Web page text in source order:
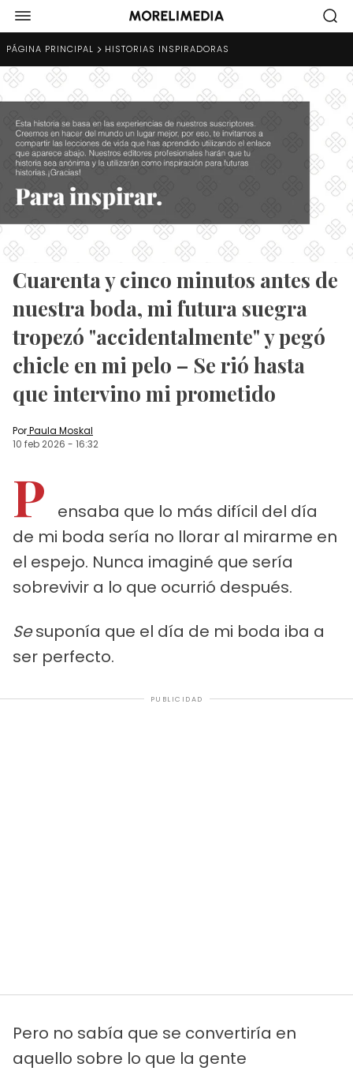
PÁGINA PRINCIPAL HISTORIAS INSPIRADORAS
Cuarenta y cinco minutos antes de
nuestra boda, mi futura suegra
tropezó "accidentalmente" y pegó
chicle en mi pelo – Se rió hasta
que intervino mi prometido
PorPaula Moskal
10 feb 2026 - 16:32
P
ensaba que lo más difícil del día
de mi boda sería no llorar al mirarme en
el espejo. Nunca imaginé que sería
sobrevivir a lo que ocurrió después.
Sesuponía que el día de mi boda iba a
ser perfecto.
PUBLICIDAD
Pero no sabía que se convertiría en
aquello sobre lo que la gente